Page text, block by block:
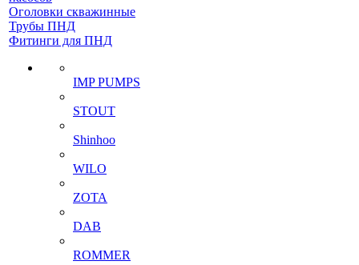
Оголовки скважинные
Трубы ПНД
Фитинги для ПНД
IMP PUMPS
STOUT
Shinhoo
WILO
ZOTA
DAB
ROMMER